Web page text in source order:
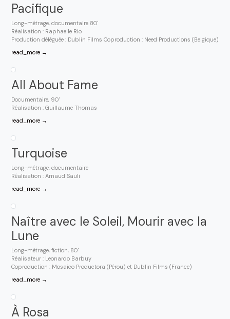
Pacifique
Long-métrage, documentaire 80'
Réalisation : Raphaelle Rio
Production déléguée : Dublin Films Coproduction : Need Productions (Belgique)
read_more →
All About Fame
Documentaire, 90'
Réalisation : Guillaume Thomas
read_more →
Turquoise
Long-métrage, documentaire
Réalisation : Arnaud Sauli
read_more →
Naître avec le Soleil, Mourir avec la
Lune
Long-métrage, fiction, 80'
Réalisateur : Leonardo Barbuy
Coproduction : Mosaico Productora (Pérou) et Dublin Films (France)
read_more →
À Rosa